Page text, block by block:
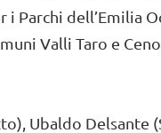
Parchi dell’Emilia
Valli Taro e
Ubaldo Delsante